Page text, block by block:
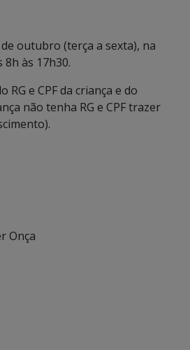
de outubro (terça a sexta), na
8h às 17h30.
RG e CPF da criança e do
não tenha RG e CPF trazer
Onça